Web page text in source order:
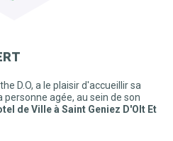
D.O, a le plaisir d'accueillir sa
agée, au sein de son
de Ville à SAint Geniez D'Olt Et